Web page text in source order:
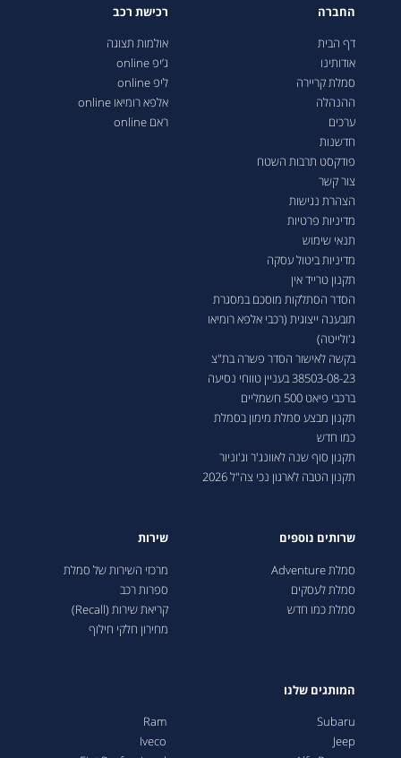
החברה
דף הבית
אודותינו
סמלת קריירה
ההנהלה
ערכים
חדשנות
פודקסט תרבות השטח
צור קשר
הצהרת נגישות
מדיניות פרטיות
תנאי שימוש
מדיניות ביטול עסקה
תקנון טרייד אין
הסדר הסתלקות מוסכם במסגרת
תובענה ייצוגית (רכבי אלפא רומיאו
ג'ולייטה)
בקשה לאישור הסדר פשרה בת"צ
38503-08-23 בעניין טווחי נסיעה
ברכבי פיאט 500 חשמליים
תקנון מבצע סמלת מימון בסמלת
כמו חדש
תקנון סוף שנה לאוונג'ר וג'וניור
תקנון הטבה לארגון נכי צה"ל 2026
רכישת רכב
אולמות תצוגה
ג’יפ online
ליפ online
אלפא רומיאו online
ראם online
שרותים נוספים
סמלת Adventure
סמלת לעסקים
סמלת כמו חדש
שירות
מרכזי השירות של סמלת
ספרות רכב
קריאת שירות (Recall)
מחירון חלקי חילוף
המותגים שלנו
Subaru
Jeep
Ram
Iveco